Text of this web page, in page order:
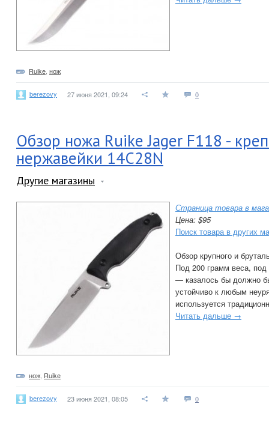
Ruike нож
berezovy 27 июня 2021, 09:24 0
Обзор ножа Ruike Jager F118 -
нержавейки 14C28N
Другие магазины
Страница товара в
Цена: $95
Поиск товара в других
Обзор крупного и
Под 200 грамм веса,
— казалось бы должно
устойчиво к любым
используется
Читать дальше →
нож Ruike
berezovy 23 июня 2021, 08:05 0